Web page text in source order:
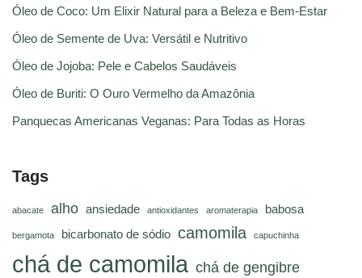
Óleo de Coco: Um Elixir Natural para a Beleza e Bem-Estar
Óleo de Semente de Uva: Versátil e Nutritivo
Óleo de Jojoba: Pele e Cabelos Saudáveis
Óleo de Buriti: O Ouro Vermelho da Amazônia
Panquecas Americanas Veganas: Para Todas as Horas
Tags
abacate alho ansiedade antioxidantes aromaterapia babosa
bergamota bicarbonato de sódio camomila capuchinha
chá de camomila chá de gengibre